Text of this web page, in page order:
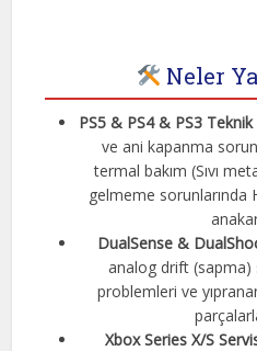
Neler
PS5 & PS4 & PS3 Teknik
ve ani kapanma
termal bakım (Sıvı
gelmeme sorunlarında
DualSense &
analog drift (sapma)
problemleri ve
Xbox Series X/S